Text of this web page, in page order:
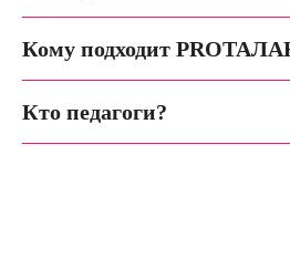
Кому подходит
Кто педагоги?